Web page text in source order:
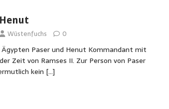
Wüstenfuchs 0
Paser und Henut Kommandant mit
Zeit von Ramses II. Zur Person von Paser
kein […]